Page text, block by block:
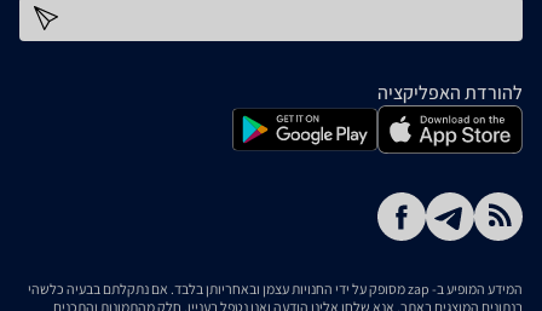
להורדת האפליקציה
המידע המופיע ב- zap מסופק על ידי החנויות עצמן ובאחריותן בלבד. אם נתקלתם בבעיה כלשהי
בנתונים המוצגים באתר, אנא שלחו אלינו הודעה ואנו נטפל בעניין. חלק מהתמונות והתכנים